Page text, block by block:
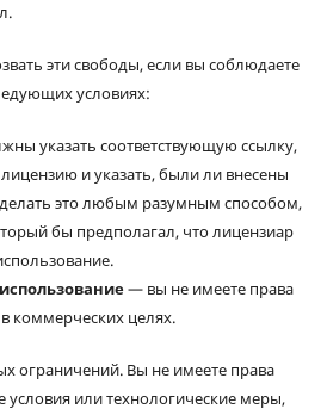
эти свободы, если вы соблюдаете
условиях:
указать соответствующую ссылку,
и указать, были ли внесены
это любым разумным способом,
бы предполагал, что лицензиар
— вы не имеете права
коммерческих целях.
ограничений. Вы не имеете права
или технологические меры,